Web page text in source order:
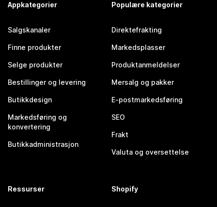
Appkategorier
Salgskanaler
Finne produkter
Selge produkter
Bestillinger og levering
Butikkdesign
Markedsføring og
konvertering
Butikkadministrasjon
Populære kategorier
Direktefrakting
Markedsplasser
Produktanmeldelser
Mersalg og pakker
E-postmarkedsføring
SEO
Frakt
Valuta og oversettelse
Ressurser Shopify